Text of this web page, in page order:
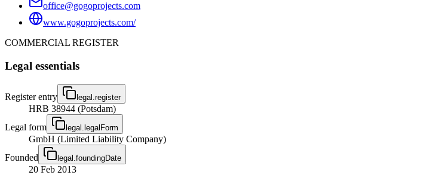
office@gogoprojects.com
www.gogoprojects.com/
COMMERCIAL REGISTER
Legal essentials
Register entry legal.register
HRB 38944 (Potsdam)
Legal form
legal.legalForm
GmbH (Limited Liability Company)
Founded
legal.foundingDate
20 Feb 2013